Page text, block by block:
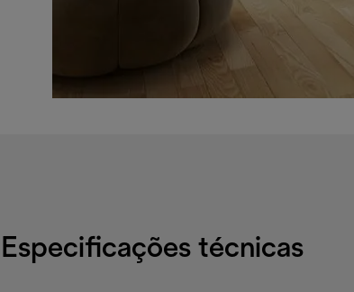
Especificações técnicas